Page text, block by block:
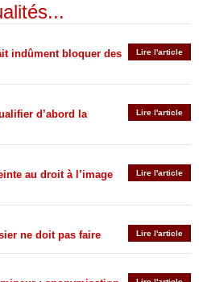
Lire l'article
indûment bloquer des
Lire l'article
d’abord la
Lire l'article
au droit à l’image
Lire l'article
ne doit pas faire